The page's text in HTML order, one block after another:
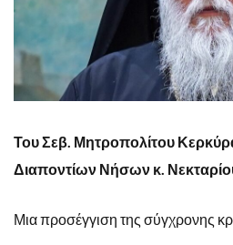
Του Σεβ. Μητροπολίτου
Διαποντίων Νήσων κ.
Μια προσέγγιση της σύγχρονης